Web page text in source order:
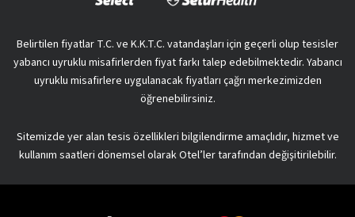
Belirtilen fiyatlar T.C. ve K.K.T.C. vatandaşları için geçerli olup tesisler
yabancı uyruklu misafirlerden fiyat farkı talep edebilmektedir. Yabancı
uyruklu misafirlere uygulanacak fiyatları çağrı merkezimizden
öğrenebilirsiniz.
Sitemizde yer alan tesis özellikleri bilgilendirme amaçlıdır, hizmet ve
kullanım saatleri dönemsel olarak Otel’ler tarafından değişitirilebilir.